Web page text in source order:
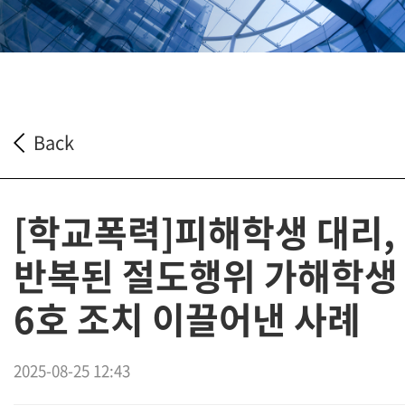
Back
[학교폭력]피해학생 대리,
반복된 절도행위 가해학생
6호 조치 이끌어낸 사례
2025-08-25 12:43